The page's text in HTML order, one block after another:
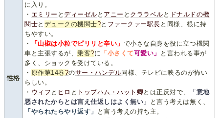
性格
に入り。
・ エミリー とディーゼル と アニー と クララベル と ドナルドの機
関士と デュークの機関士?と ファークァー駅長 と同様、根に持
ちやすい。
・
「山椒は小粒でピリリと辛い」 で小さな自身を役に立つ機関
車と主張するが、乗客?に 「小さくて可愛い」
と言われる事が
多く、ショックを受けている。
・ 原作第14巻?のサー・ハンデル同様、テレビに映るのが怖い
らしい。
・ ウィフ と ヒロ と トップハム・ハット卿 とは正反対で、
「意地
悪されたからとは言え仕返しはよく無い」
と言う考えは無く、
「やられたらやり返す」
と言う考えの持ち主。